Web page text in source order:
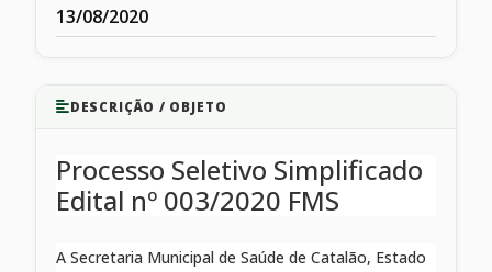
13/08/2020
DESCRIÇÃO / OBJETO
Processo Seletivo Simplificado
Edital nº 003/2020 FMS
A Secretaria Municipal de Saúde de Catalão, Estado